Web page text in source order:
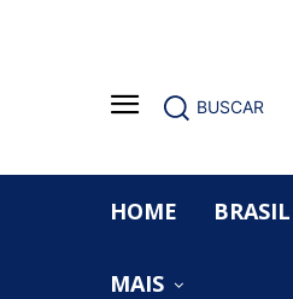
BUSCAR
HOME BRASIL
MAIS